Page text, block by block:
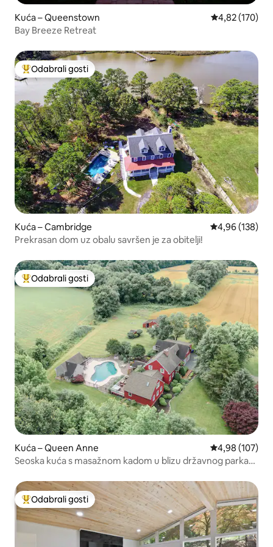
Kuća – Queenstown Prosječna
4,82 (170)
Bay Breeze Retreat
Među najviše rangiranima s oznakom „Odabrali gosti”
Odabrali gosti
Kuća – Cambridge Prosječna
4,96 (138)
Prekrasan dom uz obalu savršen je za obitelji!
Među najviše rangiranima s oznakom „Odabrali gosti”
Odabrali gosti
Kuća – Queen Anne Prosječna
4,98 (107)
Seoska kuća s masažnom kadom u blizu državnog parka
Među najviše rangiranima s oznakom „Odabrali gosti”
Odabrali gosti